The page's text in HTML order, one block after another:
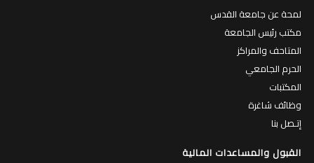
لمحة عن جامعة القدس
مكتب رئيس الجامعة
المتاحف والمراكز
الحرم الجامعي
المكتبات
وظائف شاغرة
إتـصل بنا
القبول والمساعدات المالية